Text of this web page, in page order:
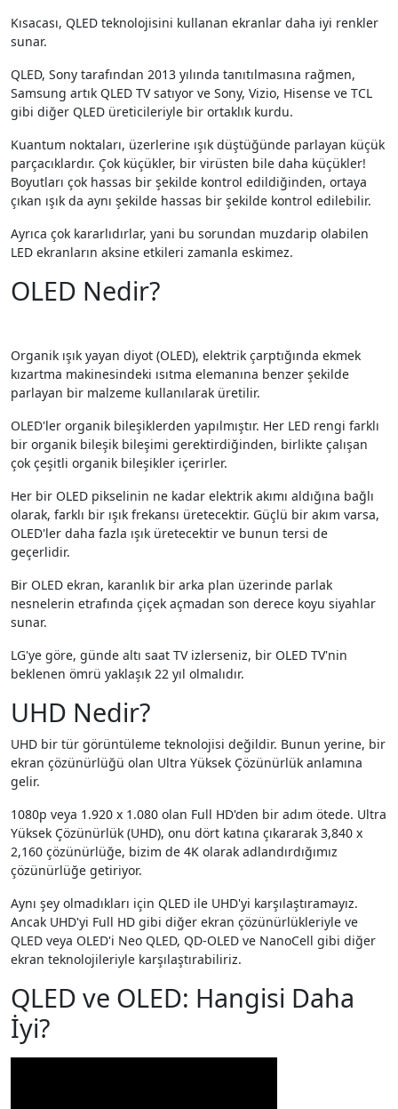
Kısacası, QLED teknolojisini kullanan ekranlar daha iyi renkler
sunar.
QLED, Sony tarafından 2013 yılında tanıtılmasına rağmen,
Samsung artık QLED TV satıyor ve Sony, Vizio, Hisense ve TCL
gibi diğer QLED üreticileriyle bir ortaklık kurdu.
Kuantum noktaları, üzerlerine ışık düştüğünde parlayan küçük
parçacıklardır. Çok küçükler, bir virüsten bile daha küçükler!
Boyutları çok hassas bir şekilde kontrol edildiğinden, ortaya
çıkan ışık da aynı şekilde hassas bir şekilde kontrol edilebilir.
Ayrıca çok kararlıdırlar, yani bu sorundan muzdarip olabilen
LED ekranların aksine etkileri zamanla eskimez.
OLED Nedir?
Organik ışık yayan diyot (OLED), elektrik çarptığında ekmek
kızartma makinesindeki ısıtma elemanına benzer şekilde
parlayan bir malzeme kullanılarak üretilir.
OLED'ler organik bileşiklerden yapılmıştır. Her LED rengi farklı
bir organik bileşik bileşimi gerektirdiğinden, birlikte çalışan
çok çeşitli organik bileşikler içerirler.
Her bir OLED pikselinin ne kadar elektrik akımı aldığına bağlı
olarak, farklı bir ışık frekansı üretecektir. Güçlü bir akım varsa,
OLED'ler daha fazla ışık üretecektir ve bunun tersi de
geçerlidir.
Bir OLED ekran, karanlık bir arka plan üzerinde parlak
nesnelerin etrafında çiçek açmadan son derece koyu siyahlar
sunar.
LG'ye göre, günde altı saat TV izlerseniz, bir OLED TV'nin
beklenen ömrü yaklaşık 22 yıl olmalıdır.
UHD Nedir?
UHD bir tür görüntüleme teknolojisi değildir. Bunun yerine, bir
ekran çözünürlüğü olan Ultra Yüksek Çözünürlük anlamına
gelir.
1080p veya 1.920 x 1.080 olan Full HD'den bir adım ötede. Ultra
Yüksek Çözünürlük (UHD), onu dört katına çıkararak 3,840 x
2,160 çözünürlüğe, bizim de 4K olarak adlandırdığımız
çözünürlüğe getiriyor.
Aynı şey olmadıkları için QLED ile UHD'yi karşılaştıramayız.
Ancak UHD'yi Full HD gibi diğer ekran çözünürlükleriyle ve
QLED veya OLED'i Neo QLED, QD-OLED ve NanoCell gibi diğer
ekran teknolojileriyle karşılaştırabiliriz.
QLED ve OLED: Hangisi Daha
İyi?